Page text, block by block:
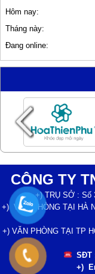
Hôm nay:
Tháng này:
Đang online:
CÔNG TY
+) TRỤ SỞ : Số
+) VĂN PHÒNG TẠI HÀ
+) VĂN PHÒNG TẠI TP
SĐT
+)